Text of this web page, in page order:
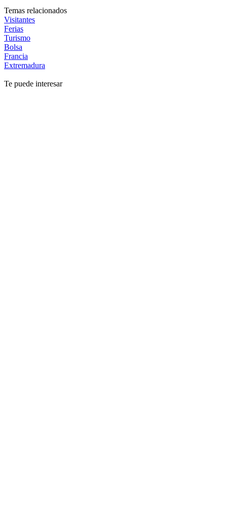
Temas relacionados
Visitantes
Ferias
Turismo
Bolsa
Francia
Extremadura
Te puede interesar